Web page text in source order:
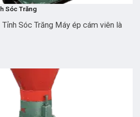
Sóc Trăng
Sóc Trăng Máy ép cám viên là